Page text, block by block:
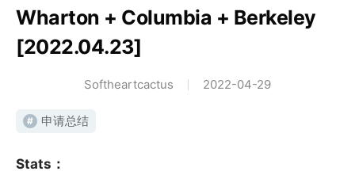
Wharton + Columbia + Berkeley
[2022.04.23]
Softheartcactus 2022-04-29
# 申请总结
Stats：